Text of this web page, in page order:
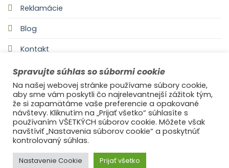
Reklamácie
Blog
Kontakt
©2021Ufonaut - Webcreation
Spravujte súhlas so súbormi cookie
Na našej webovej stránke používame súbory cookie,
aby sme vám poskytli čo najrelevantnejší zážitok tým,
že si zapamätáme vaše preferencie a opakované
návštevy. Kliknutím na „Prijať všetko“ súhlasíte s
používaním VŠETKÝCH súborov cookie. Môžete však
navštíviť „Nastavenia súborov cookie“ a poskytnúť
kontrolovaný súhlas.
Nastavenie Cookie Prijať všetko